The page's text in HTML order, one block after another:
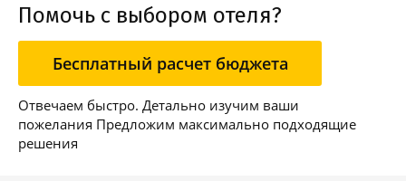
Помочь с выбором отеля?
Бесплатный расчет бюджета
Отвечаем быстро. Детально изучим ваши
пожелания Предложим максимально подходящие
решения